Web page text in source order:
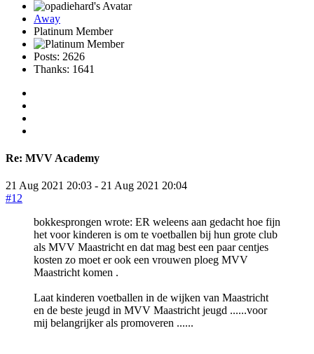
Away
Platinum Member
Posts: 2626
Thanks: 1641
Re: MVV Academy
21 Aug 2021 20:03 - 21 Aug 2021 20:04
#12
bokkesprongen wrote: ER weleens aan gedacht hoe fijn
het voor kinderen is om te voetballen bij hun grote club
als MVV Maastricht en dat mag best een paar centjes
kosten zo moet er ook een vrouwen ploeg MVV
Maastricht komen .
Laat kinderen voetballen in de wijken van Maastricht
en de beste jeugd in MVV Maastricht jeugd ......voor
mij belangrijker als promoveren ......